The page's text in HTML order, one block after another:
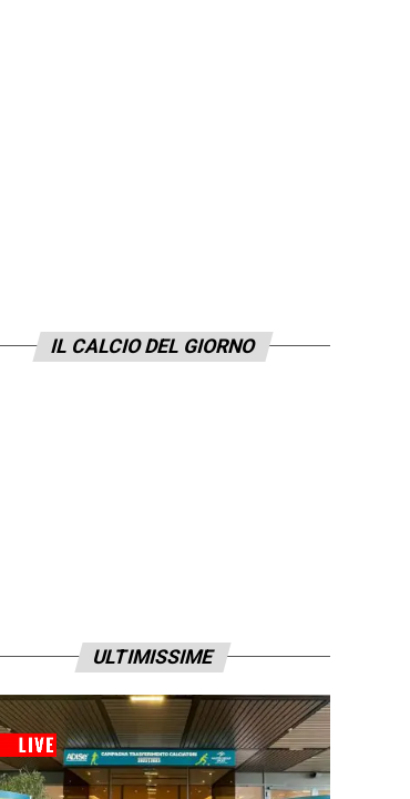
IL CALCIO DEL GIORNO
ULTIMISSIME